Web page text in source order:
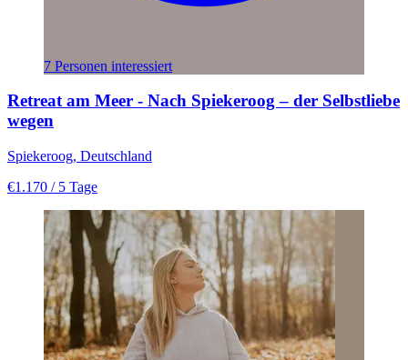
7 Personen interessiert
Retreat am Meer - Nach Spiekeroog – der Selbstliebe
wegen
Spiekeroog, Deutschland
€1.170 / 5 Tage